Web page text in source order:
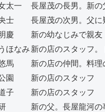
太一
長屋茂の長男。新
士
長屋茂の次男。父に
慶
新の幼なじみで親友
ほなみ 新の店のスタッフ
馬
新の店の仲間。料
園
新の店のスタッフ
子
新の店のスタッフ
新の父。長屋龍河